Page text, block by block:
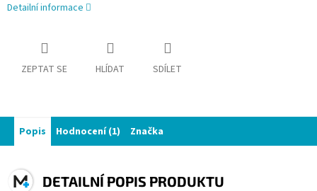
Detailní informace
ZEPTAT SE HLÍDAT SDÍLET
Popis Hodnocení (1) Značka
DETAILNÍ POPIS PRODUKTU